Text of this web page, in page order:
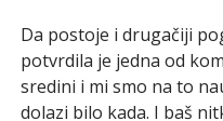
Da postoje i drugačiji
potvrdila je jedna od
sredini i mi smo na to
dolazi bilo kada. I baš